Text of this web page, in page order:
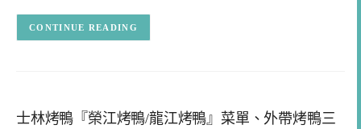
CONTINUE READING
士林烤鴨『榮江烤鴨/龍江烤鴨』菜單、外帶烤鴨三